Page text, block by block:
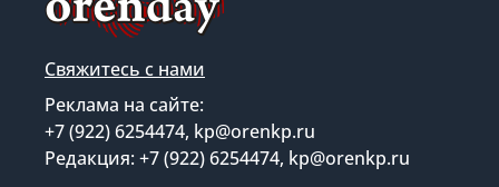
Свяжитесь с нами
Реклама на сайте:
+7 (922) 6254474, kp@orenkp.ru
Редакция: +7 (922) 6254474, kp@orenkp.ru